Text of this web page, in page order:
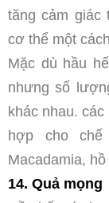
tăng cảm giác
cơ thể một
Mặc dù hầu
nhưng số
khác nhau.
hợp cho
Macadamia,
14. Quả mọng